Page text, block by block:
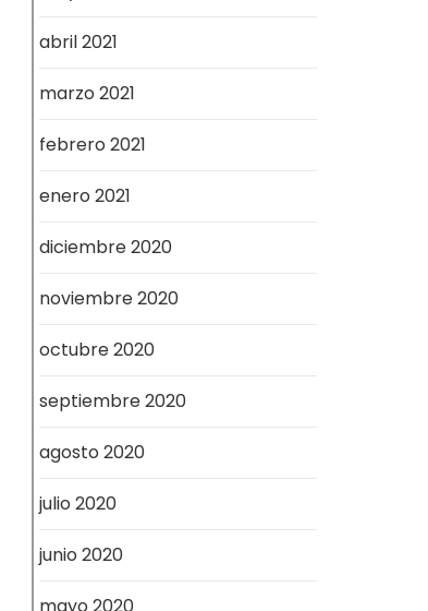
abril 2021
marzo 2021
febrero 2021
enero 2021
diciembre 2020
noviembre 2020
octubre 2020
septiembre 2020
agosto 2020
julio 2020
junio 2020